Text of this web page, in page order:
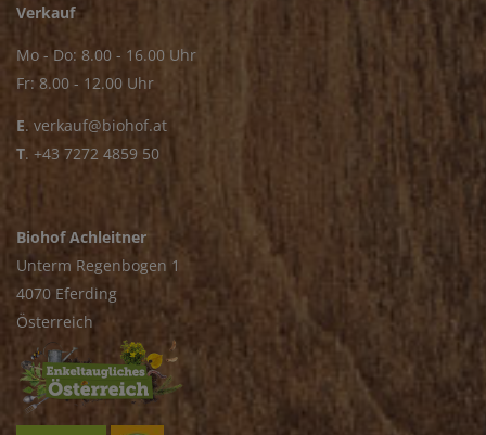
Verkauf
Mo - Do: 8.00 - 16.00 Uhr
Fr: 8.00 - 12.00 Uhr
E. verkauf@biohof.at
T. +43 7272 4859 50
Biohof Achleitner
Unterm Regenbogen 1
4070 Eferding
Österreich